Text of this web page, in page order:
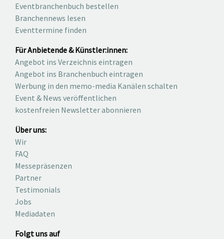
Eventbranchenbuch bestellen
Branchennews lesen
Eventtermine finden
Für Anbietende & Künstler:innen:
Angebot ins Verzeichnis eintragen
Angebot ins Branchenbuch eintragen
Werbung in den memo-media Kanälen schalten
Event & News veröffentlichen
kostenfreien Newsletter abonnieren
Über uns:
Wir
FAQ
Messepräsenzen
Partner
Testimonials
Jobs
Mediadaten
Folgt uns auf